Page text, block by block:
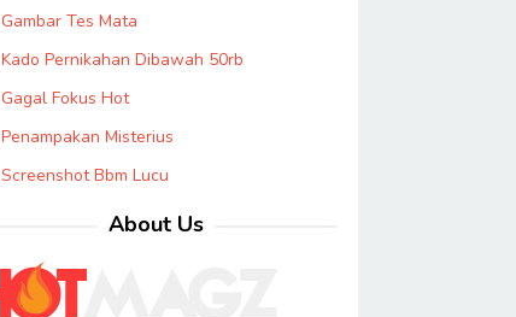
Gambar Tes Mata
Kado Pernikahan Dibawah 50rb
Gagal Fokus Hot
Penampakan Misterius
Screenshot Bbm Lucu
About Us